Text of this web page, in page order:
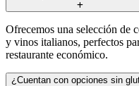
Ofrecemos una selección de
y vinos italianos, perfectos
restaurante económico.
¿Cuentan con opciones sin